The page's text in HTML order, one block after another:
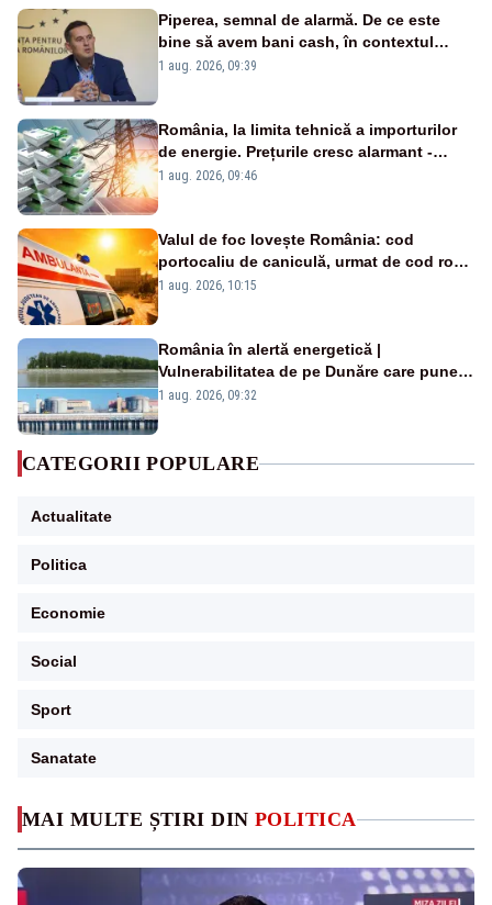
MAI MULTE ȘTIRI DIN POLITICA
Piperea, semnal de alarmă. De ce este
bine să avem bani cash, în contextul
alertei energetice?
1 aug. 2026, 09:39
România, la limita tehnică a importurilor
de energie. Prețurile cresc alarmant -
Analiză Realitatea Plus
1 aug. 2026, 09:46
Valul de foc lovește România: cod
portocaliu de caniculă, urmat de cod roșu
duminică. Temperaturile urcă spre 40°C
1 aug. 2026, 10:15
România în alertă energetică |
Vulnerabilitatea de pe Dunăre care pune
în pericol Centrala Cernavodă era
1 aug. 2026, 09:32
CATEGORII POPULARE
Actualitate
Politica
Economie
Social
Sport
Sanatate